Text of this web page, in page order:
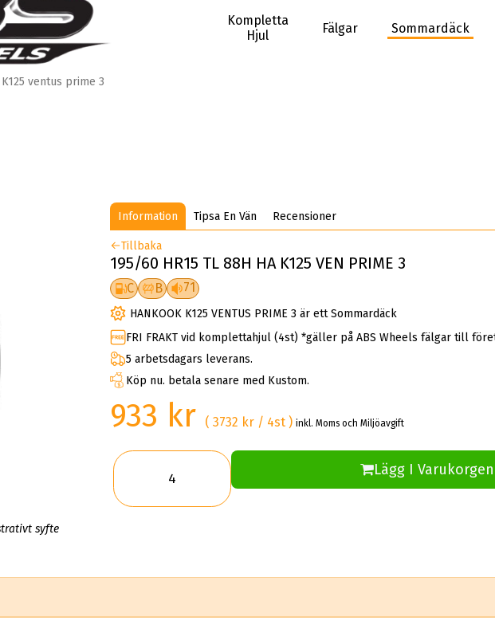
Kompletta
Hjul
Fälgar Sommardäck
K125 ventus prime 3
syfte
Information Tipsa En Vän Recensioner
Tillbaka
195/60 HR15 TL 88H HA K125 VEN PRIME 3
C B 71
HANKOOK K125 VENTUS PRIME 3 är ett Sommardäck
FRI FRAKT vid komplettahjul (4st) *gäller på ABS Wheels fälgar till
5 arbetsdagars leverans.
Köp nu. betala senare med Kustom.
933 kr ( 3732 kr / 4st )inkl. Moms och Miljöavgift
Lägg I Varukorgen